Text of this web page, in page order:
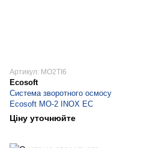
Артикул: MO2TI6
Ecosoft
Система зворотного осмосу
Ecosoft МО-2 INOX EC
Ціну уточнюйте